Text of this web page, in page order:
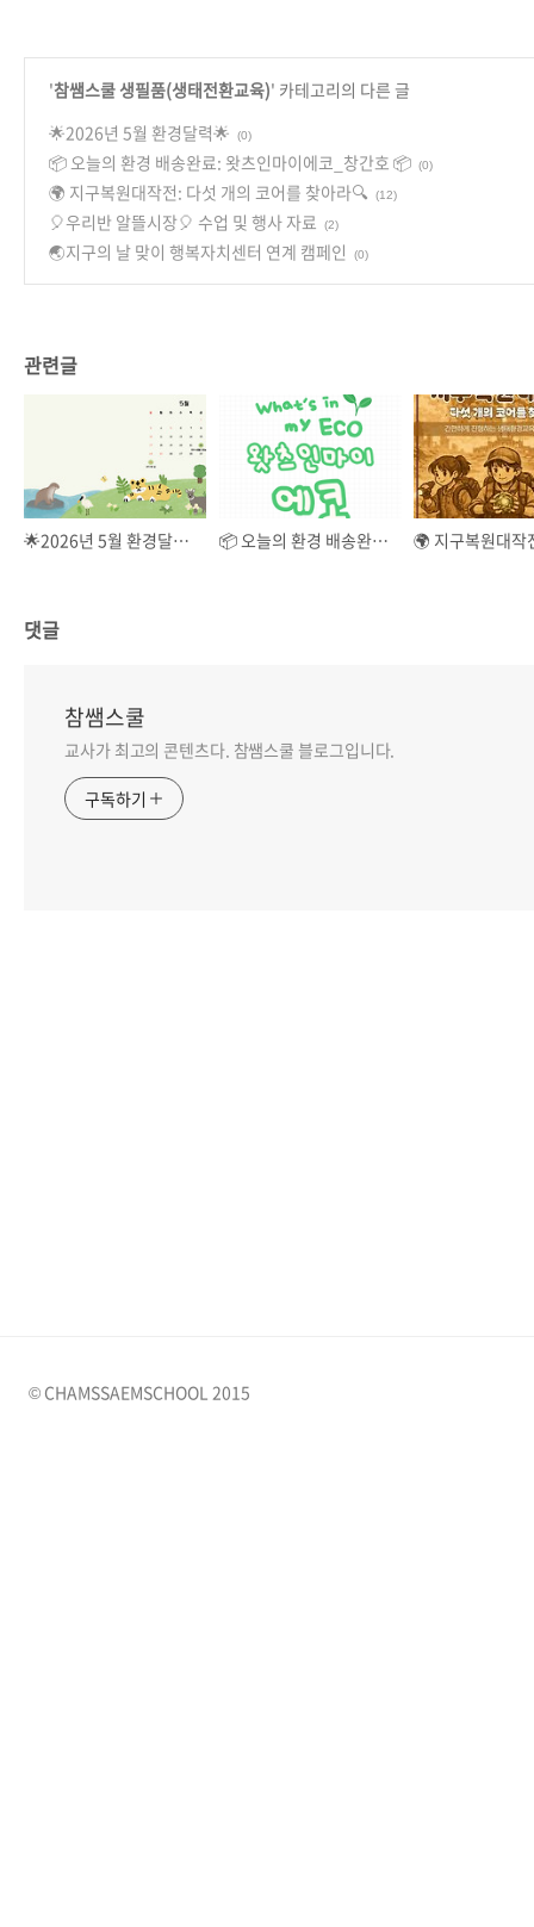
'참쌤스쿨 생필품(생태전환교육)' 카테고리의 다른 글
🌟2026년 5월 환경달력🌟
(0)
📦 오늘의 환경 배송완료: 왓츠인마이에코_창간호 📦 (0)
🌍 지구복원대작전: 다섯 개의 코어를 찾아라🔍 (12)
🎈우리반 알뜰시장🎈 수업 및 행사 자료 (2)
🌏지구의 날 맞이 행복자치센터 연계 캠페인 (0)
관련글
🌟2026년 5월 환경달력🌟 📦 오늘의 환경 배송완료: 왓츠인마이에코_창간호 📦
댓글
참쌤스쿨
교사가 최고의 콘텐츠다. 참쌤스쿨 블로그입니다.
구독하기
© CHAMSSAEMSCHOOL 2015